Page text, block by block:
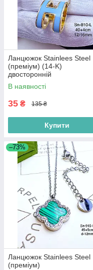
Ланцюжок Stainlees Steel
(преміум) (14-K)
двосторонній
В наявності
35 ₴ 135 ₴
Купити
–73%
Ланцюжок Stainlees Steel
(преміум)